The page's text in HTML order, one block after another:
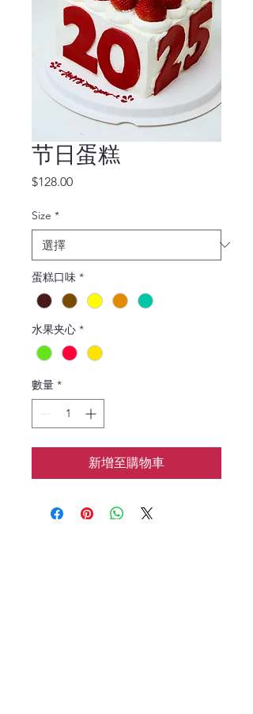
节日蛋糕
$128.00價
Size *
蛋糕口味 *
水果夹心 *
數量 *
新增至購物車